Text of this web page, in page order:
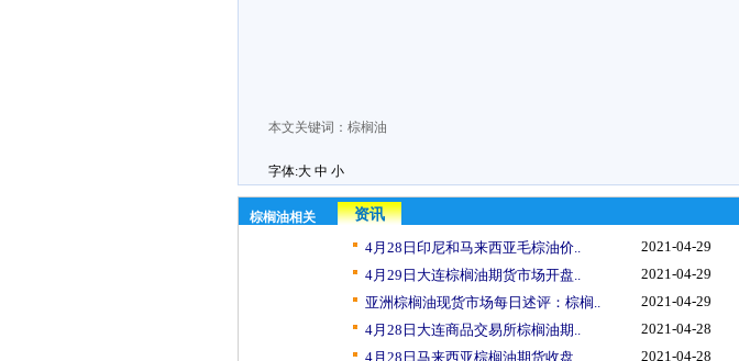
本文关键词： 棕榈油
字体:大 中 小
棕榈油相关
资讯
4月28日印尼和马来西亚毛棕油价..
2021-04-29
4月29日大连棕榈油期货市场开盘..
2021-04-29
亚洲棕榈油现货市场每日述评：棕榈..
2021-04-29
4月28日大连商品交易所棕榈油期..
2021-04-28
4月28日马来西亚棕榈油期货收盘..
2021-04-28